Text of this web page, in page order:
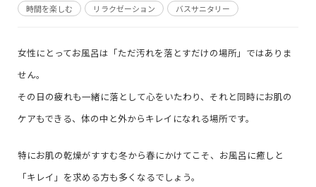
時間を楽しむ リラクゼーション バスサニタリー
女性にとってお風呂は「ただ汚れを落とすだけの場所」ではありま
せん。
その日の疲れも一緒に落として心をいたわり、それと同時にお肌の
ケアもできる、体の中と外からキレイになれる場所です。
特にお肌の乾燥がすすむ冬から春にかけてこそ、お風呂に癒しと
「キレイ」を求める方も多くなるでしょう。